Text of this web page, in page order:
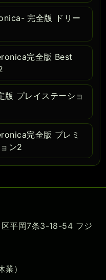
完全版 ドリー
完全版 Best
プレイステーショ
完全版 プレミ
ン2
平岡7条3-18-54 フジ
）